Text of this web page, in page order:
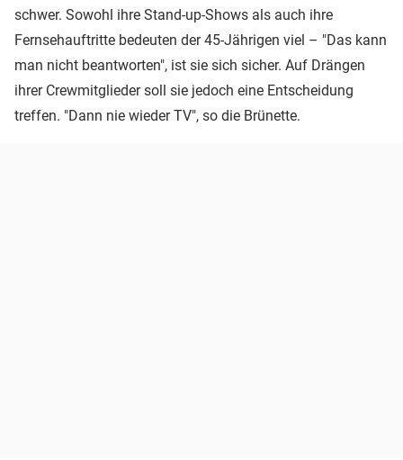
schwer. Sowohl ihre Stand-up-Shows als auch ihre
Fernsehauftritte bedeuten der 45-Jährigen viel – "Das kann
man nicht beantworten", ist sie sich sicher. Auf Drängen
ihrer Crewmitglieder soll sie jedoch eine Entscheidung
treffen. "Dann nie wieder TV", so die Brünette.